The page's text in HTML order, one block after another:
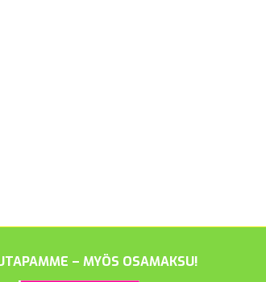
– MYÖS OSAMAKSU!